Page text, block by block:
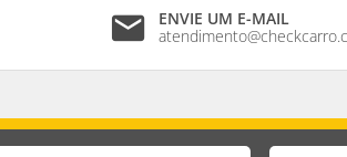
mail
ENVIE UM E-MAIL